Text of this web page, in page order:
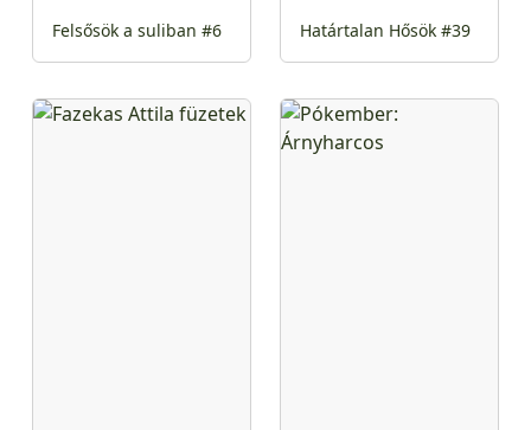
Felsősök a suliban #6 Határtalan Hősök #39